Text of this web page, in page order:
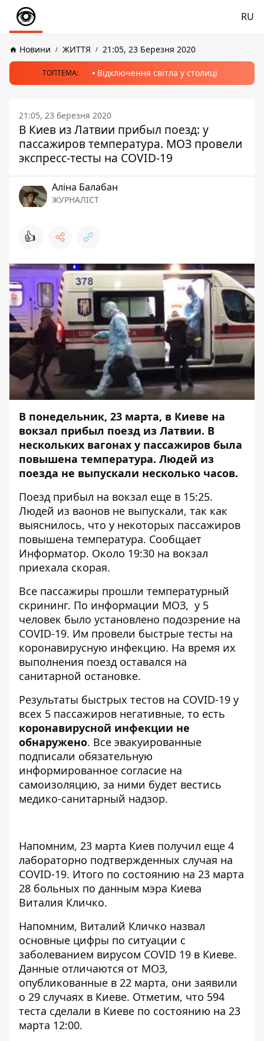
RU
Новини ЖИТТЯ 21:05, 23 Березня 2020
ТОПТЕМА: Відключення світла у столиці
21:05, 23 березня 2020
В Киев из Латвии прибыл поезд: у
пассажиров температура. МОЗ провели
экспресс-тесты на COVID-19
Аліна Балабан
ЖУРНАЛІСТ
👍
В понедельник, 23 марта, в Киеве на
вокзал прибыл поезд из Латвии. В
нескольких вагонах у пассажиров была
повышена температура. Людей из
поезда не выпускали несколько часов.
Поезд прибыл на вокзал еще в 15:25.
Людей из ваонов не выпускали, так как
выяснилось, что у некоторых пассажиров
повышена температура. Сообщает
Информатор. Около 19:30 на вокзал
приехала скорая.
Все пассажиры прошли температурный
скрининг. По информации МОЗ, у 5
человек было установлено подозрение на
COVID-19. Им провели быстрые тесты на
коронавирусную инфекцию. На время их
выполнения поезд оставался на
санитарной остановке.
Результаты быстрых тестов на COVID-19 у
всех 5 пассажиров негативные, то есть
коронавирусной инфекции не
обнаружено. Все эвакуированные
подписали обязательную
информированное согласие на
самоизоляцию, за ними будет вестись
медико-санитарный надзор.
Напомним, 23 марта Киев получил еще 4
лабораторно подтвержденных случая на
COVID-19. Итого по состоянию на 23 марта
28 больных по данным мэра Киева
Виталия Кличко.
Напомним, Виталий Кличко назвал
основные цифры по ситуации с
заболеванием вирусом COVID 19 в Киеве.
Данные отличаются от МОЗ,
опубликованные в 22 марта, они заявили
о 29 случаях в Киеве. Отметим, что 594
теста сделали в Киеве по состоянию на 23
марта 12:00.